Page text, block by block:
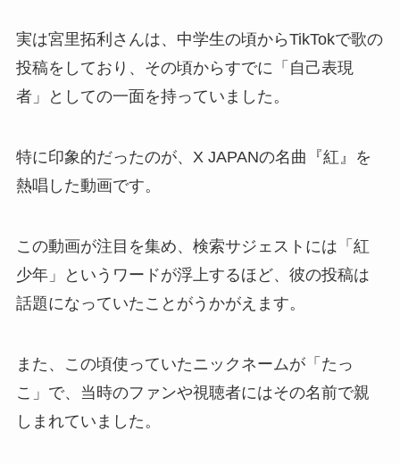
実は宮里拓利さんは、中学生の頃からTikTokで歌の
投稿をしており、その頃からすでに「自己表現
者」としての一面を持っていました。
特に印象的だったのが、X JAPANの名曲『紅』を
熱唱した動画です。
この動画が注目を集め、検索サジェストには「紅
少年」というワードが浮上するほど、彼の投稿は
話題になっていたことがうかがえます。
また、この頃使っていたニックネームが「たっ
こ」で、当時のファンや視聴者にはその名前で親
しまれていました。